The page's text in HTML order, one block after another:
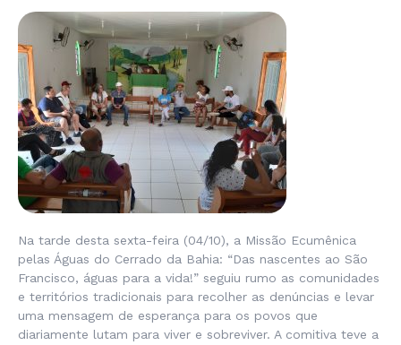
Na tarde desta sexta-feira (04/10), a Missão Ecumênica
pelas Águas do Cerrado da Bahia: “Das nascentes ao São
Francisco, águas para a vida!” seguiu rumo as comunidades
e territórios tradicionais para recolher as denúncias e levar
uma mensagem de esperança para os povos que
diariamente lutam para viver e sobreviver. A comitiva teve a